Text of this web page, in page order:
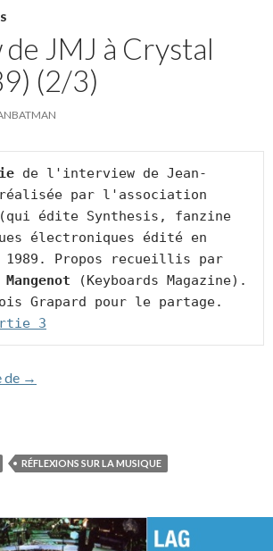
JMJ à Crystal
(2/3)
de l'interview de Jean-
par l'association
édite Synthesis, fanzine
électroniques édité en
(Keyboards Magazine).
3
de Interview de JMJ à Crystal Lake (1989)
→
RÉFLEXIONS SUR LA MUSIQUE